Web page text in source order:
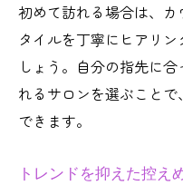
初めて訪れる場合は、
タイルを丁寧にヒアリ
しょう。自分の指先に
れるサロンを選ぶこと
できます。
トレンドを抑えた控え